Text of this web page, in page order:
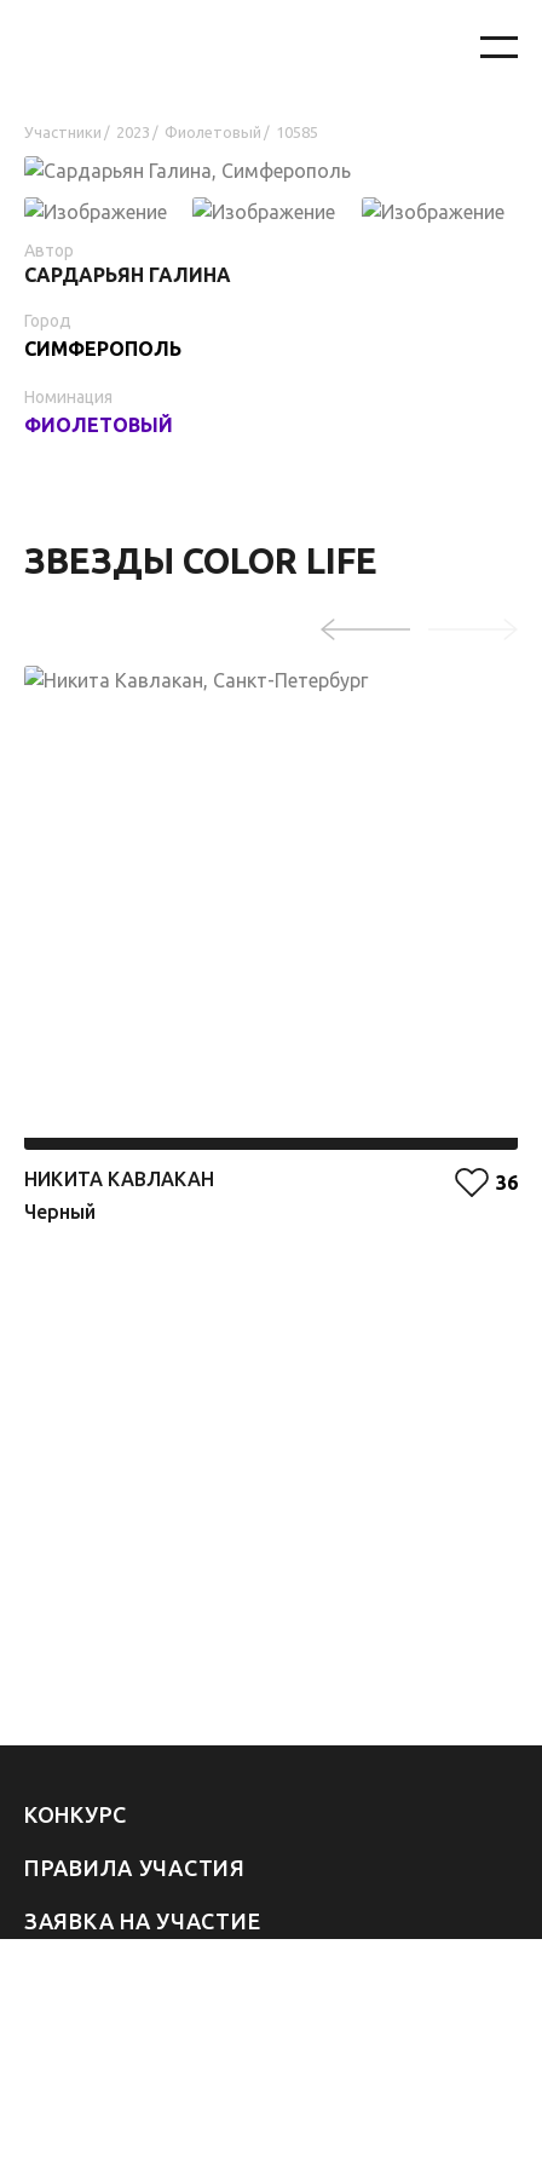
Участники / 2023 / Фиолетовый / 10585
Автор
САРДАРЬЯН ГАЛИНА
Город
СИМФЕРОПОЛЬ
Номинация
ФИОЛЕТОВЫЙ
ЗВЕЗДЫ COLOR LIFE
НИКИТА КАВЛАКАН
36
Черный
КОНКУРС
ПРАВИЛА УЧАСТИЯ
ЗАЯВКА НА УЧАСТИЕ